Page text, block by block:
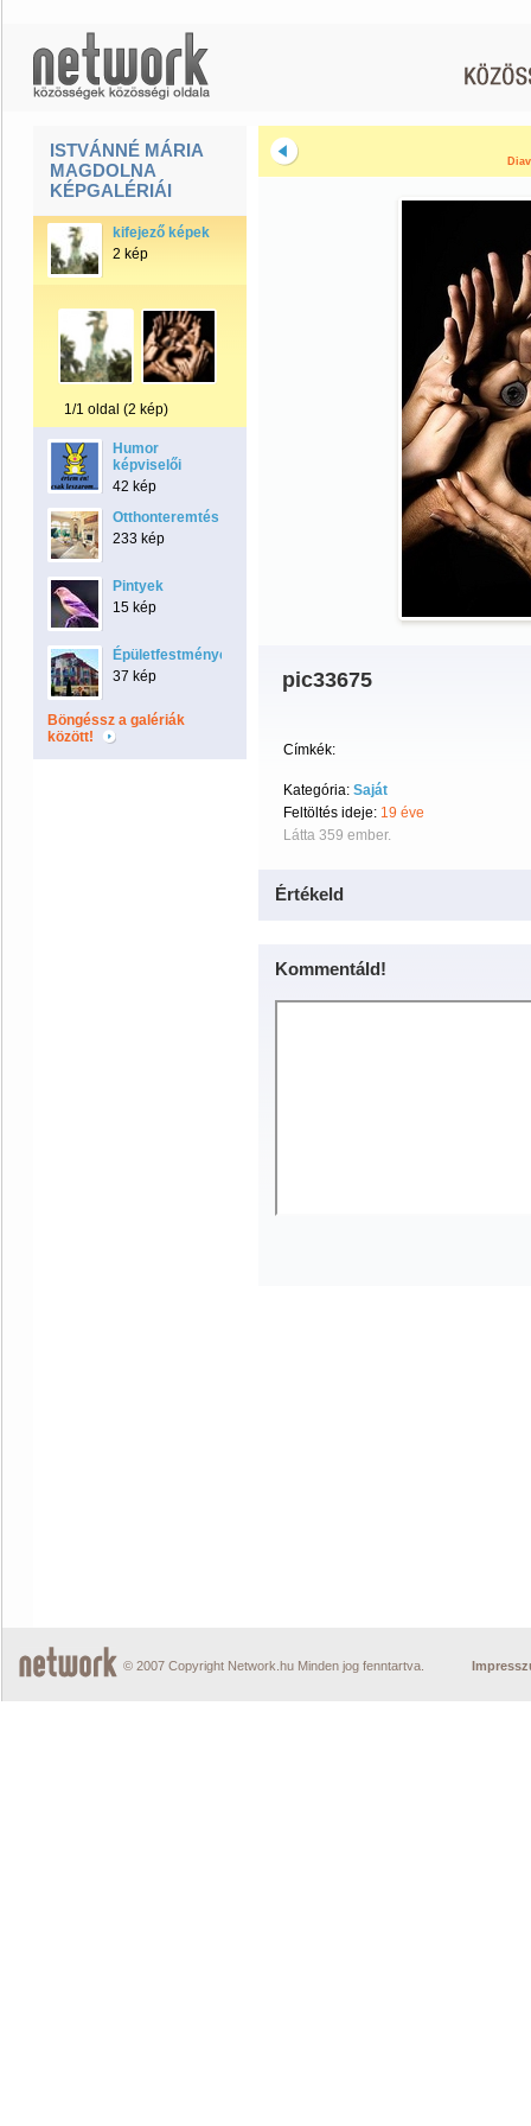
ISTVÁNNÉ MÁRIA
MAGDOLNA
KÉPGALÉRIÁI
kifejező képek
2 kép
1/1 oldal (2 kép)
Humor
képviselői
42 kép
Otthonteremtés
233 kép
Pintyek
15 kép
Épületfestmények
37 kép
Böngéssz a galériák
között!
pic33675
Címkék:
Kategória: Saját
Feltöltés ideje: 19 éve
Látta 359 ember.
Értékeld
Kommentáld!
© 2007 Copyright Network.hu Minden jog fenntartva.